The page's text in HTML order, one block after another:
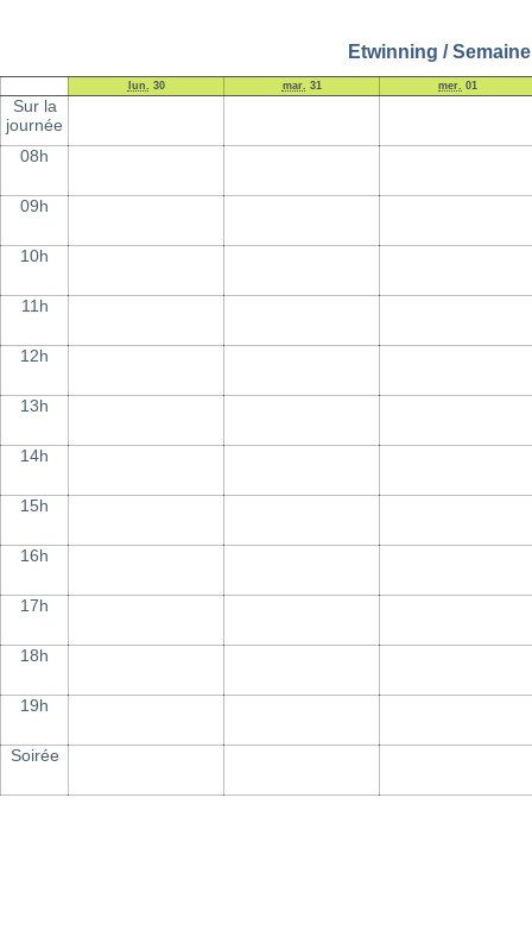
Etwinning /
lun. 30 mar. 31 mer. 01
Sur la
journée
08h
09h
10h
11h
12h
13h
14h
15h
16h
17h
18h
19h
Soirée